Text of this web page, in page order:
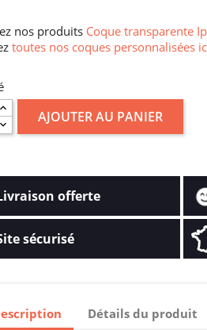
nos produits Coque transparente
toutes nos coques personnalisées
AJOUTER AU PANIER
offerte
sécurisé
Détails du produit